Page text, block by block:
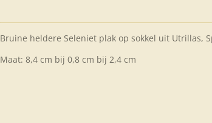
Bruine heldere Seleniet plak op sokkel uit Utrillas,
Maat: 8,4 cm bij 0,8 cm bij 2,4 cm